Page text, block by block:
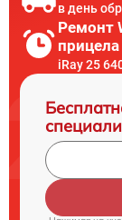
в день
Ремонт
прицела
iRay 25